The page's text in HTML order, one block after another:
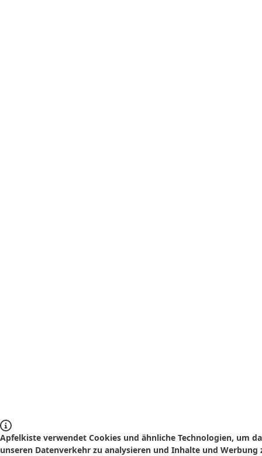
Apfelkiste verwendet Cookies und ähnliche Technologien, um
unseren Datenverkehr zu analysieren und Inhalte und